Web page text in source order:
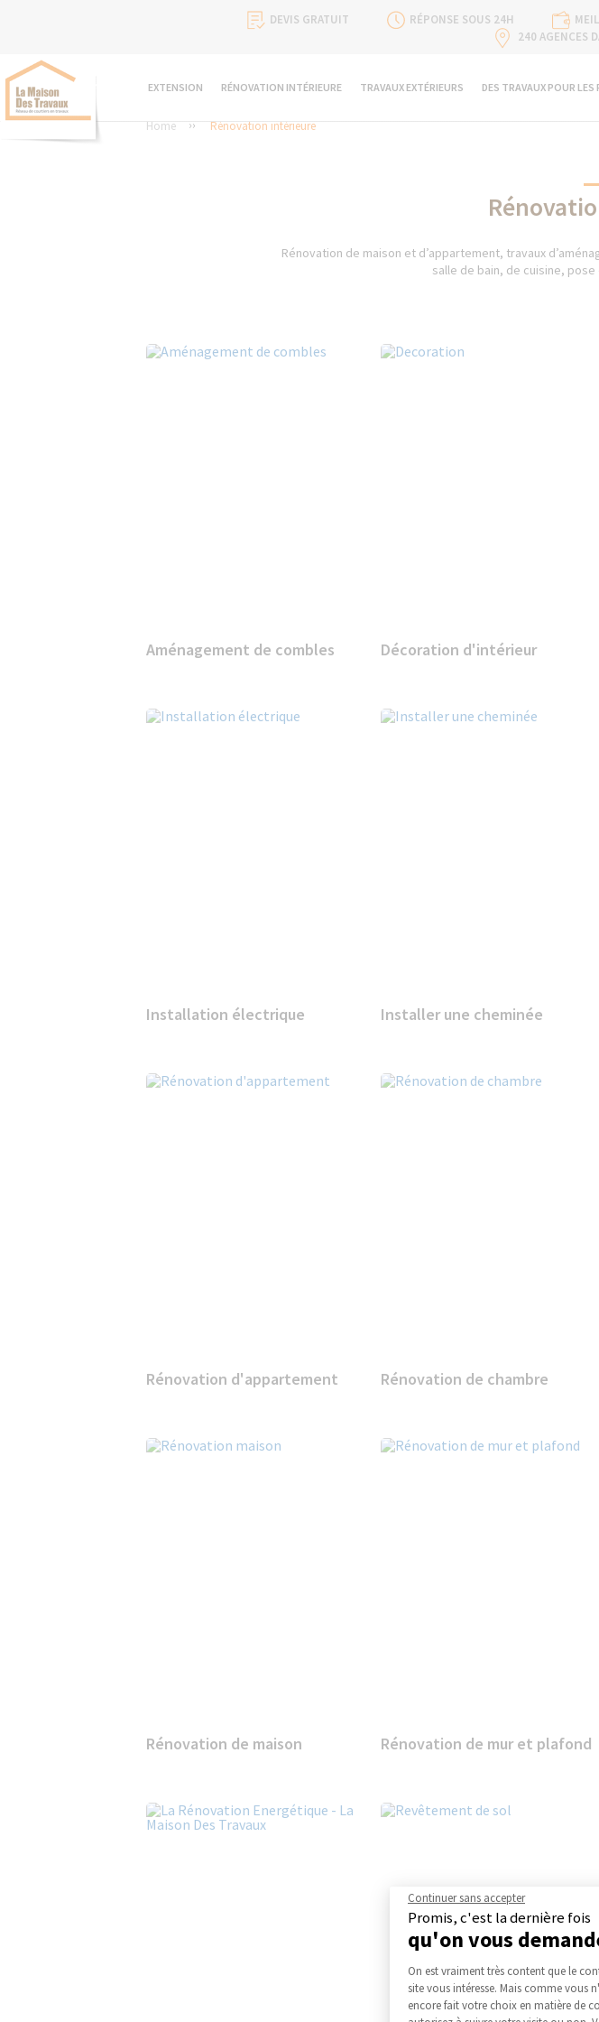
DEVIS GRATUIT RÉPONSE SOUS 24H
240 AGENCES
EXTENSION RÉNOVATION INTÉRIEURE TRAVAUX EXTÉRIEURS DES TRAVAUX POUR LES
Home Rénovation intérieure
Rénovation de maison et d’appartement, travaux
salle de bain, de cuisine,
Aménagement de combles Décoration d'intérieur
Installation électrique Installer une cheminée
Rénovation d'appartement Rénovation de chambre
Rénovation de maison Rénovation de mur et plafond
Continuer sans accepter
Promis, c'est la dernière fois
qu'on vous
Plateforme de
On est vraiment très content que le
site vous intéresse. Mais comme vous
encore fait votre choix en matière de